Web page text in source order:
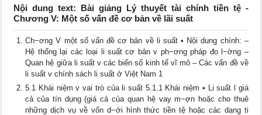
Nội dung text: Bài giảng Lý thuyết tài chính tiền tệ -
Chương V: Một số vấn đề cơ bản về lãi suất
Ch−ơng V một số vấn đề cơ bản về li suất • Nội dung chính: –
Hệ thống lại các loại li suất cơ bản v ph−ơng pháp đo l−ờng –
Quan hệ giữa li suất v các biến số kinh tế vĩ mô – Các vấn đề về
li suất v chính sách li suất ở Việt Nam 1
5.1 Khái niệm v vai trò của li suất 5.1.1 Khái niệm • Li suất l giá
cả của tín dụng (giá cả của quan hệ vay m−ợn hoặc cho thuê
những dịch vụ về vốn d−ới hình thức tiền tệ hoặc các dạng ti